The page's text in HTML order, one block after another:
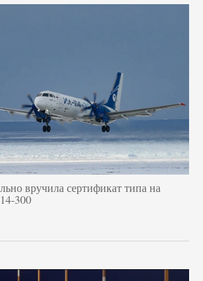
вручила сертификат типа на
300